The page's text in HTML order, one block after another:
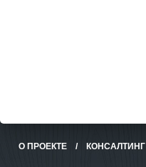
О ПРОЕКТЕ / КОНСАЛТИНГ